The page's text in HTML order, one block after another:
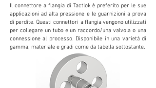
Il connettore a flangia di Tactlok è preferito per le sue
applicazioni ad alta pressione e le guarnizioni a prova
di perdite. Questi connettori a flangia vengono utilizzati
per collegare un tubo e un raccordo/una valvola o una
connessione al processo. Disponibile in una varietà di
gamma, materiale e gradi come da tabella sottostante.